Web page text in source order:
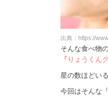
出典：https://
そんな食べ物
『りょうくん
星の数ほどい
今回はそんな